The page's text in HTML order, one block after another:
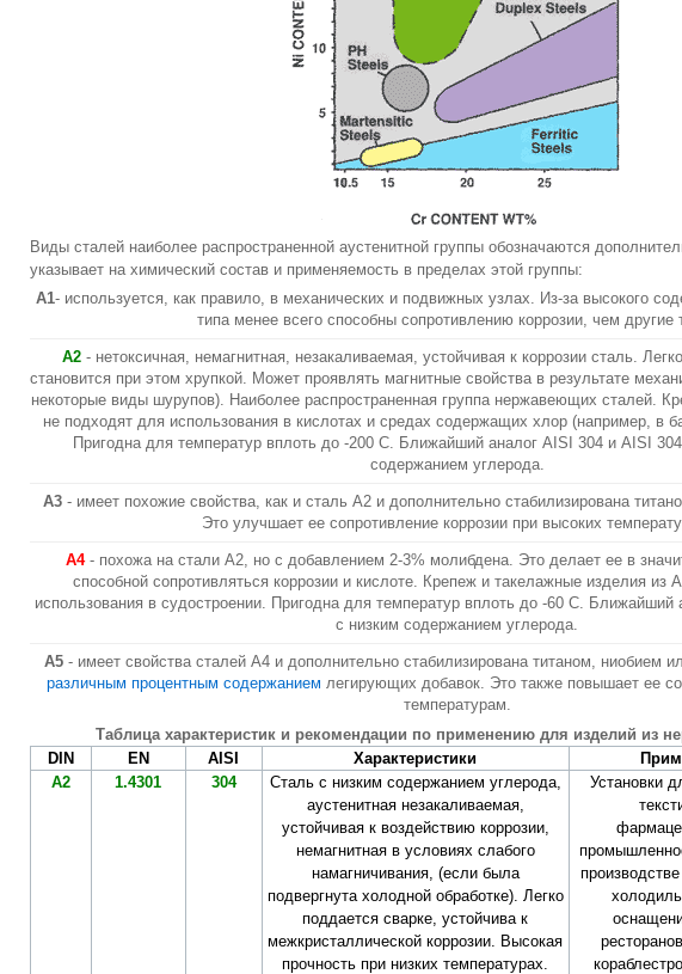
Виды сталей наиболее распространенной аустенитной группы обозначаются
указывает на химический состав и применяемость в пределах этой группы:
A1- используется, как правило, в механических и подвижных узлах. Из-за высокого
типа менее всего способны сопротивлению коррозии, чем другие
A2- нетоксичная, немагнитная, незакаливаемая, устойчивая к коррозии сталь.
становится при этом хрупкой. Может проявлять магнитные свойства в результате
некоторые виды шурупов). Наиболее распространенная группа нержавеющих сталей.
не подходят для использования в кислотах и средах содержащих хлор (например, в
Пригодна для температур вплоть до -200 C. Ближайший аналог AISI 304 и AISI
содержанием углерода.
A3- имеет похожие свойства, как и сталь A2 и дополнительно стабилизирована
Это улучшает ее сопротивление коррозии при высоких
A4- похожа на стали A2, но с добавлением 2-3% молибдена. Это делает ее в
способной сопротивляться коррозии и кислоте. Крепеж и такелажные изделия из
использования в судостроении. Пригодна для температур вплоть до -60 C. Ближайший
с низким содержанием углерода.
A5 - имеет свойства сталей A4 и дополнительно стабилизирована титаном, ниобием
различным процентным содержанием легирующих добавок. Это также повышает ее
температурам.
Таблица характеристик и рекомендации по применению для изделий из
DIN
EN АISI Характеристики
A2
1.4301 304
Сталь с низким содержанием углерода,
аустенитная незакаливаемая,
устойчивая к воздействию коррозии,
немагнитная в условиях слабого
намагничивания, (если была
подвергнута холодной обработке). Легко
поддается сварке, устойчива к
межкристаллической коррозии. Высокая
прочность при низких температурах.
Установки